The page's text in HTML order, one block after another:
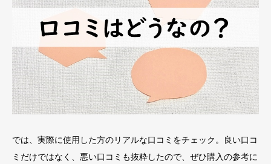
では、実際に使用した方のリアルな口コミをチェック。良い口コ
ミだけではなく、悪い口コミも抜粋したので、ぜひ購入の参考に